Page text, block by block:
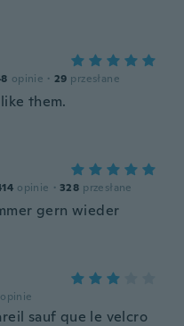
opinie · 29 przesłane
them.
opinie · 328 przesłane
gern wieder
opinie
sauf que le velcro